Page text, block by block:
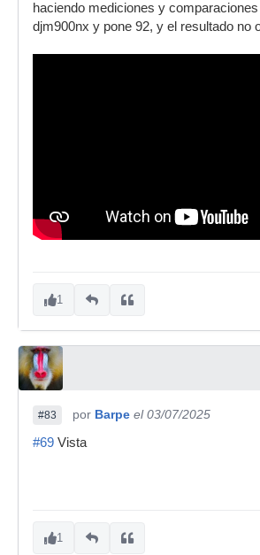
haciendo mediciones y
djm900nx y pone 92, y el resultado no
1
#83 por Barpe el 03/07/2025
#69 Vista
1